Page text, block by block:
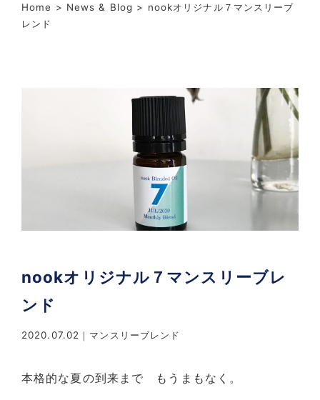
Home > News & Blog > nookオリジナル７マンスリーブ
レンド
nookオリジナル７マンスリーブレ
ンド
2020.07.02 マンスリーブレンド
本格的な夏の到来まで もうまもなく。